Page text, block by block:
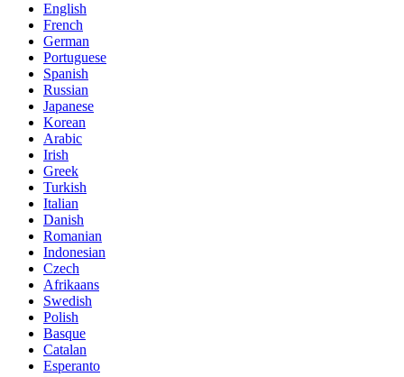
English
French
German
Portuguese
Spanish
Russian
Japanese
Korean
Arabic
Irish
Greek
Turkish
Italian
Danish
Romanian
Indonesian
Czech
Afrikaans
Swedish
Polish
Basque
Catalan
Esperanto